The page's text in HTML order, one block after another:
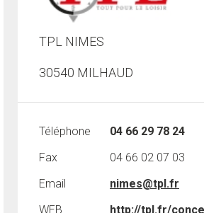
TPL NIMES
30540 MILHAUD
Téléphone
04 66 29 78 24
Fax
04 66 02 07 03
Email
nimes@tpl.fr
WEB
http://tpl.fr/